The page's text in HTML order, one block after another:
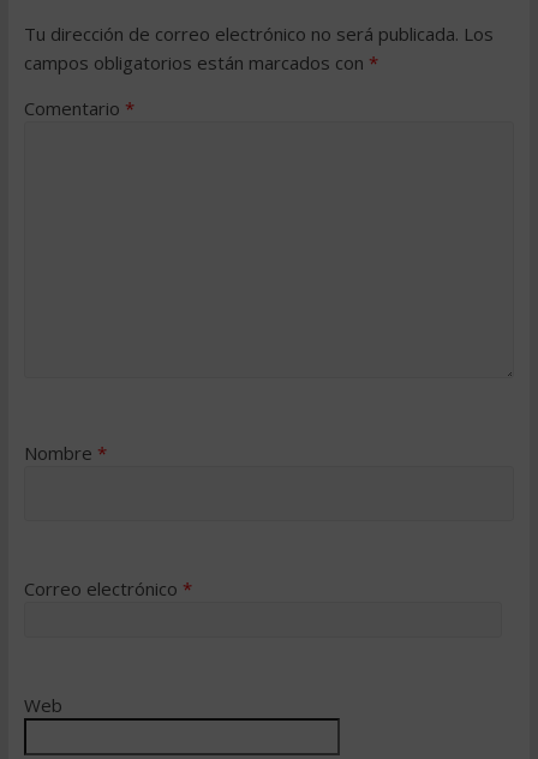
Tu dirección de correo electrónico no será publicada. Los
campos obligatorios están marcados con *
Comentario *
Nombre *
Correo electrónico *
Web